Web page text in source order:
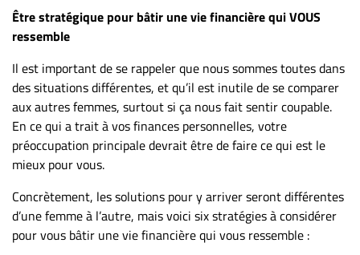
Être stratégique pour bâtir une vie financière qui VOUS
ressemble
Il est important de se rappeler que nous sommes toutes dans
des situations différentes, et qu’il est inutile de se comparer
aux autres femmes, surtout si ça nous fait sentir coupable.
En ce qui a trait à vos finances personnelles, votre
préoccupation principale devrait être de faire ce qui est le
mieux pour vous.
Concrètement, les solutions pour y arriver seront différentes
d’une femme à l’autre, mais voici six stratégies à considérer
pour vous bâtir une vie financière qui vous ressemble :